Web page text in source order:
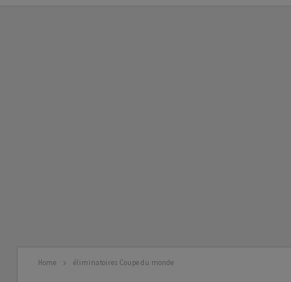
Home éliminatoires Coupe du monde